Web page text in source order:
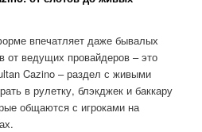
впечатляет даже бывалых
от ведущих провайдеров – это
Cazino – раздел с живыми
в рулетку, блэкджек и баккару
общаются с игроками на